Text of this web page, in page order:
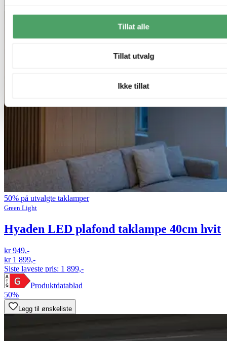
Tillat alle
Tillat utvalg
Ikke tillat
50% på utvalgte taklamper
Green Light
Hyaden LED plafond taklampe 40cm hvit
kr 949,-
kr 1 899,-
Siste laveste pris: 1 899,-
Produktdatablad
50%
Legg til ønskeliste